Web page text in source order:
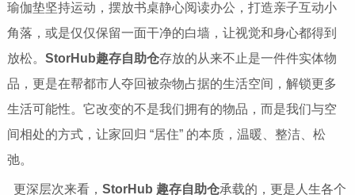
瑜伽垫坚持运动，摆放书桌静心阅读办公，打造亲子互动小
角落，或是仅仅保留一面干净的白墙，让视觉和身心都得到
放松。 StorHub趣存自助仓存放的从来不止是一件件实体物
品，更是在帮都市人夺回被杂物占据的生活空间，解锁更多
生活可能性。它改变的不是我们拥有的物品，而是我们与空
间相处的方式，让家回归 “居住” 的本质，温暖、整洁、松
弛。
更深层次来看， StorHub 趣存自助仓承载的，更是人生各个